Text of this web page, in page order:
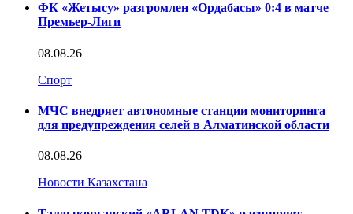
ФК «Жетысу» разгромлен «Ордабасы» 0:4 в матче
Премьер-Лиги
08.08.26
Спорт
МЧС внедряет автономные станции мониторинга
для предупреждения селей в Алматинской области
08.08.26
Новости Казахстана